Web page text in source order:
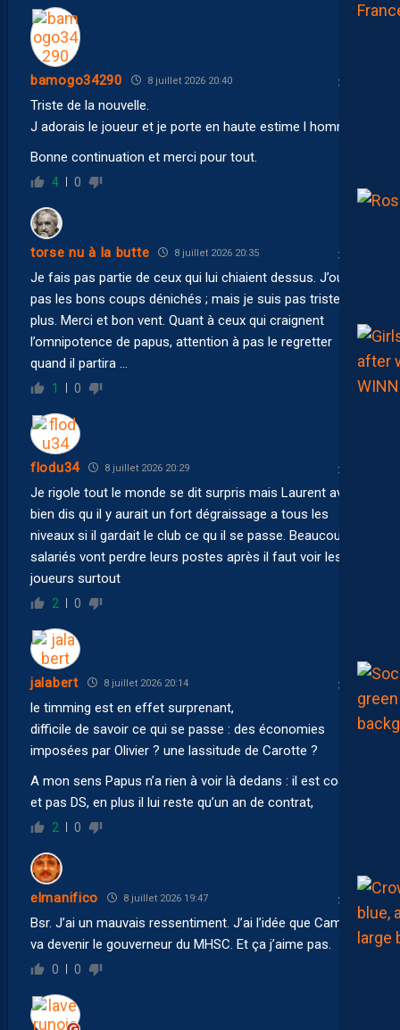
bamogo34290 8 juillet 2026 20:40
Triste de la nouvelle.
J adorais le joueur et je porte en haute estime l homme.
Bonne continuation et merci pour tout.
4 0
torse nu à la butte 8 juillet 2026 20:35
Je fais pas partie de ceux qui lui chiaient dessus. J’oublie
pas les bons coups dénichés ; mais je suis pas triste non
plus. Merci et bon vent. Quant à ceux qui craignent
l’omnipotence de papus, attention à pas le regretter
quand il partira …
1 0
flodu34 8 juillet 2026 20:29
Je rigole tout le monde se dit surpris mais Laurent avait
bien dis qu il y aurait un fort dégraissage a tous les
niveaux si il gardait le club ce qu il se passe. Beaucoup de
salariés vont perdre leurs postes après il faut voir les
joueurs surtout
2 0
jalabert 8 juillet 2026 20:14
le timming est en effet surprenant,
difficile de savoir ce qui se passe : des économies
imposées par Olivier ? une lassitude de Carotte ?
A mon sens Papus n’a rien à voir là dedans : il est coach
et pas DS, en plus il lui reste qu’un an de contrat,
2 0
elmanifico 8 juillet 2026 19:47
Bsr. J’ai un mauvais ressentiment. J’ai l’idée que Camara
va devenir le gouverneur du MHSC. Et ça j’aime pas.
0 0